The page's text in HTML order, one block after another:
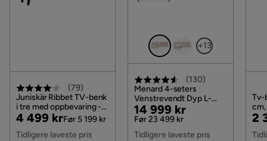
(79)
Juniskär Ribbet TV-benk
i tre med oppbevaring -
40 cm dyb, 200 cm
bred, 49 cm høy, Eik /
Svart / Tre / Ribbet
Pris
4 499 kr
Original
Pris
Før 5 199 kr
Tidligere laveste pris
+13
(130)
Menard 4-seters
Venstrevendt Dyp L-
formet Sjeselongsofa i
Manchester, Beige
Pris
14 999 kr
Original
Pris
Før 23 499 kr
Tidligere laveste pris
Tv-
2